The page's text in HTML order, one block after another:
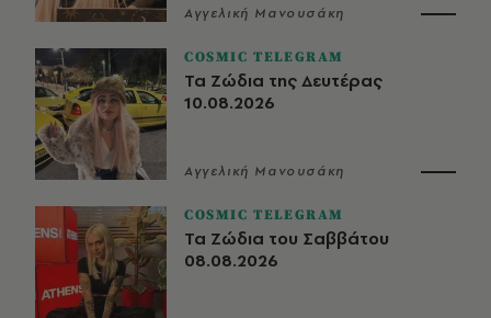
Αγγελική Μανουσάκη
COSMIC TELEGRAM
Τα Ζώδια της Δευτέρας
10.08.2026
Αγγελική Μανουσάκη
COSMIC TELEGRAM
Τα Ζώδια του Σαββάτου
08.08.2026